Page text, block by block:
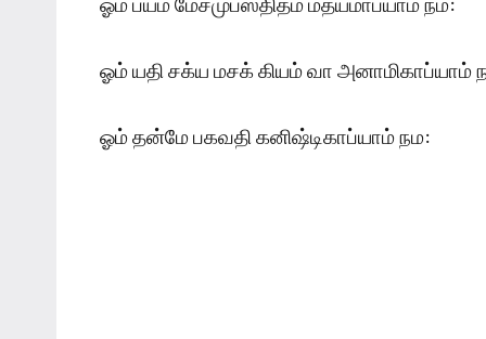
ஓம் யதி சக்ய மசக் கியம் வா அனாமிகாப்யாம்
ஓம் தன்மே பகவதி கனிஷ்டிகாப்யாம் நம: